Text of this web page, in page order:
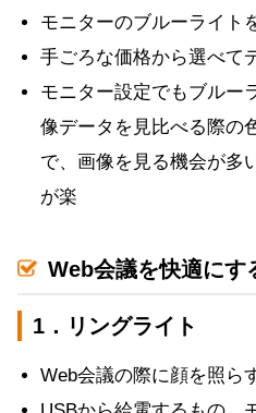
モニターのブルーライト
手ごろな価格から選べて
モニター設定でもブルー
像データを見比べる際の
で、画像を見る機会が多
が楽
Web会議を快適にす
1．リングライト
Web会議の際に顔を照ら